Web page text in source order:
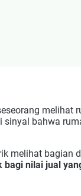
melihat
sinyal bahwa
melihat bagian
bagi nilai jual